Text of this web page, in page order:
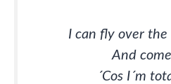
I can fly over the
And
´Cos I´m